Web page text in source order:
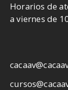
Horarios de
a viernes de